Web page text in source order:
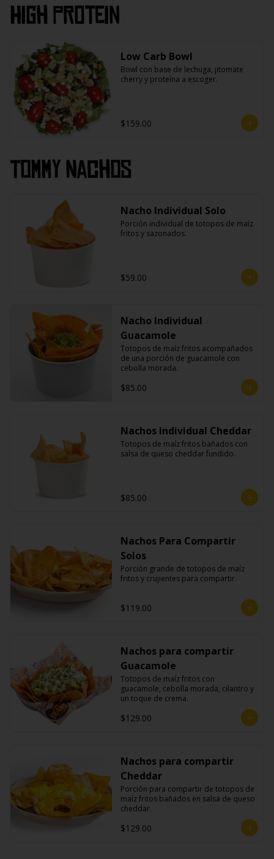
High PROtein
Low Carb Bowl
Bowl con base de lechuga, jitomate
cherry y proteína a escoger.
$159.00
Tommy Nachos
Nacho Individual Solo
Porción individual de totopos de maíz
fritos y sazonados.
$59.00
Nacho Individual
Guacamole
Totopos de maíz fritos acompañados
de una porción de guacamole con
cebolla morada.
$85.00
Nachos Individual Cheddar
Totopos de maíz fritos bañados con
salsa de queso cheddar fundido.
$85.00
Nachos Para Compartir
Solos
Porción grande de totopos de maíz
fritos y crujientes para compartir.
$119.00
Nachos para compartir
Guacamole
Totopos de maíz fritos con
guacamole, cebolla morada, cilantro y
un toque de crema.
$129.00
Nachos para compartir
Cheddar
Porción para compartir de totopos de
maíz fritos bañados en salsa de queso
cheddar.
$129.00